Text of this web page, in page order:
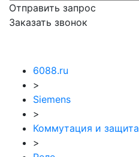
Отправить запрос
Заказать звонок
6088.ru
>
Siemens
>
Коммутация и защита
>